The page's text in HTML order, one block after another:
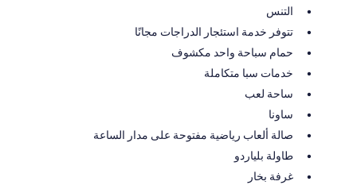
التنس
تتوفر خدمة استئجار الدراجات مجانًا
حمام سباحة واحد مكشوف
خدمات سبا متكاملة
ساحة لعب
ساونا
صالة ألعاب رياضية مفتوحة على مدار الساعة
طاولة بلياردو
غرفة بخار